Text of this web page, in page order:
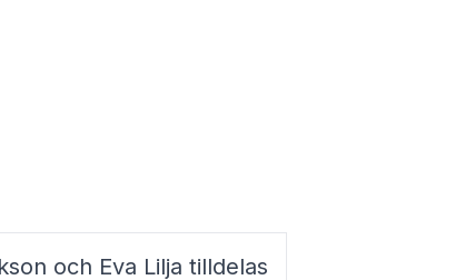
och Eva Lilja tilldelas